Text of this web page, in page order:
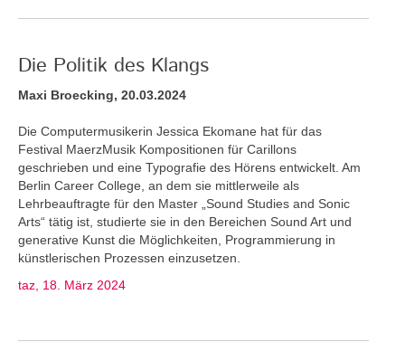
Die Politik des Klangs
Maxi Broecking, 20.03.2024
Die Computermusikerin Jessica Ekomane hat für das
Festival MaerzMusik Kompositionen für Carillons
geschrieben und eine Typografie des Hörens entwickelt. Am
Berlin Career College, an dem sie mittlerweile als
Lehrbeauftragte für den Master „Sound Studies and Sonic
Arts“ tätig ist, studierte sie in den Bereichen Sound Art und
generative Kunst die Möglichkeiten, Programmierung in
künstlerischen Prozessen einzusetzen.
taz, 18. März 2024